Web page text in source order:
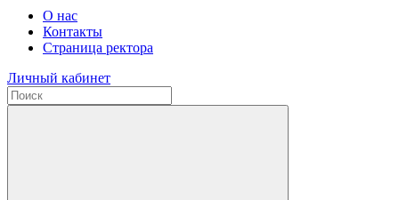
О нас
Контакты
Страница ректора
Личный кабинет